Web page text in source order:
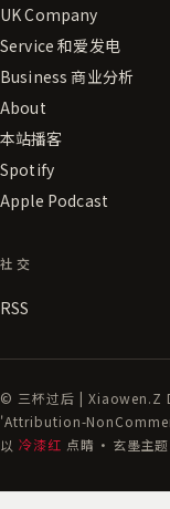
UK Company
Service 和爱发电
Business 商业分析
About
本站播客
Spotify
Apple Podcast
社交
RSS
© 三杯过后 |
'Attribution-
以 冷漆红 点睛 · 玄墨主题